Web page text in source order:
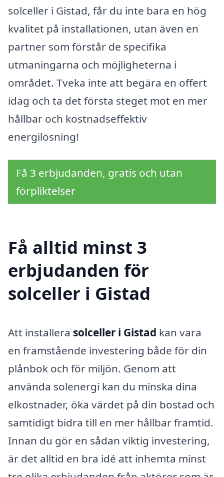
solceller i Gistad, får du inte bara en hög
kvalitet på installationen, utan även en
partner som förstår de specifika
utmaningarna och möjligheterna i
området. Tveka inte att begära en offert
idag och ta det första steget mot en mer
hållbar och kostnadseffektiv
energilösning!
Få 3 erbjudanden, gratis och utan
förpliktelser
Få alltid minst 3
erbjudanden för
solceller i Gistad
Att installera solceller i Gistad kan vara
en framstående investering både för din
plånbok och för miljön. Genom att
använda solenergi kan du minska dina
elkostnader, öka värdet på din bostad och
samtidigt bidra till en mer hållbar framtid.
Innan du gör en sådan viktig investering,
är det alltid en bra idé att inhemta minst